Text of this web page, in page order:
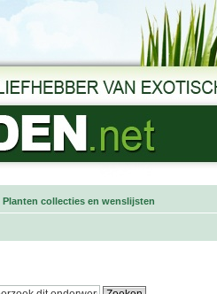
Planten collecties en wenslijsten